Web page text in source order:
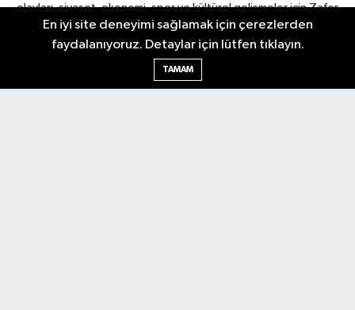
olayları, siyaset, ekonomi, spor ve kültürel gelişmeler için Zafer
Gazetesi'ni takip edin. Başkentin güvendiği haber kaynağı.
En iyi site deneyimi sağlamak için çerezlerden
faydalanıyoruz. Detaylar için lütfen tıklayın.
TAMAM